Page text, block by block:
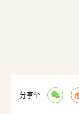
分享至